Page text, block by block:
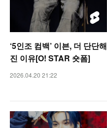
‘5인조 컴백’ 이븐, 더 단단해
진 이유[O! STAR 숏폼]
2026.04.20 21:22